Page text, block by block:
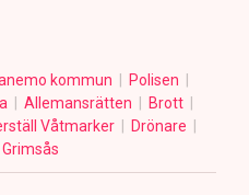
kommun
Polisen
Allemansrätten
Brott
Våtmarker
Drönare
Grimsås